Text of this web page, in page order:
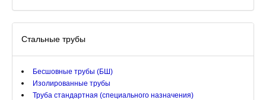
Стальные трубы
Бесшовные трубы (БШ)
Изолированные трубы
Труба стандартная (специального назначения)